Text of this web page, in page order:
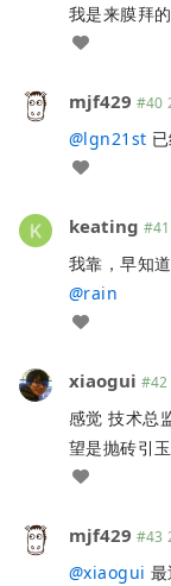
我是来膜拜的
mjf429 #40
@lgn21st
keating #41
我靠，早知
@rain
xiaogui #42
感觉 技术总
望是抛砖引
mjf429 #43
@xiaogui